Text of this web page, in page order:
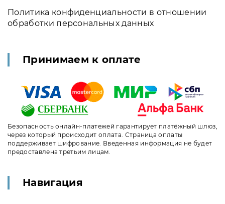
Политика конфиденциальности в отношении
обработки персональных данных
Принимаем к оплате
Безопасность онлайн-платежей гарантирует платёжный шлюз,
через который происходит оплата. Страница оплаты
поддерживает шифрование. Введенная информация не будет
предоставлена третьим лицам.
Навигация